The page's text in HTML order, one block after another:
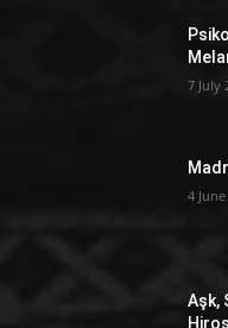
7 July
4
Aşk,